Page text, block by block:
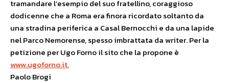
tramandare l’esempio del suo fratellino, coraggioso
dodicenne che a Roma era finora ricordato soltanto da
una stradina periferica a Casal Bernocchi e da una lapide
nel Parco Nemorense, spesso imbrattata da writer. Per la
petizione per Ugo Forno il sito che la propone è
www.ugoforno.it.
Paolo Brogi